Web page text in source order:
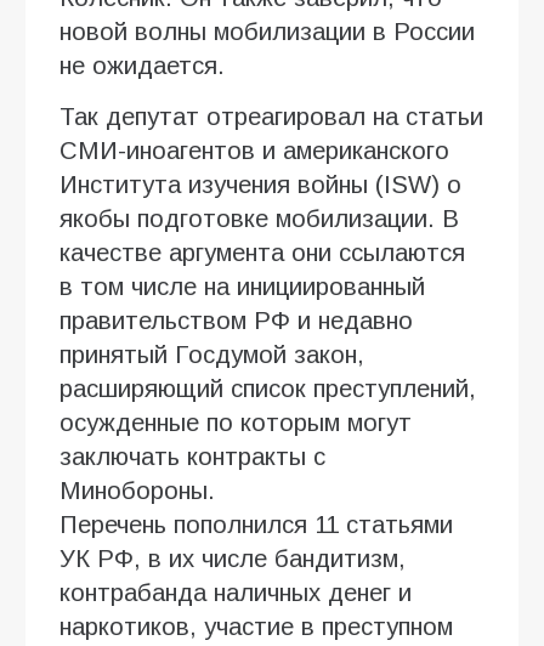
новой волны мобилизации в России
не ожидается.
Так депутат отреагировал на статьи
СМИ-иноагентов и американского
Института изучения войны (ISW) о
якобы подготовке мобилизации. В
качестве аргумента они ссылаются
в том числе на инициированный
правительством РФ и недавно
принятый Госдумой закон,
расширяющий список преступлений,
осужденные по которым могут
заключать контракты с
Минобороны.
Перечень пополнился 11 статьями
УК РФ, в их числе бандитизм,
контрабанда наличных денег и
наркотиков, участие в преступном